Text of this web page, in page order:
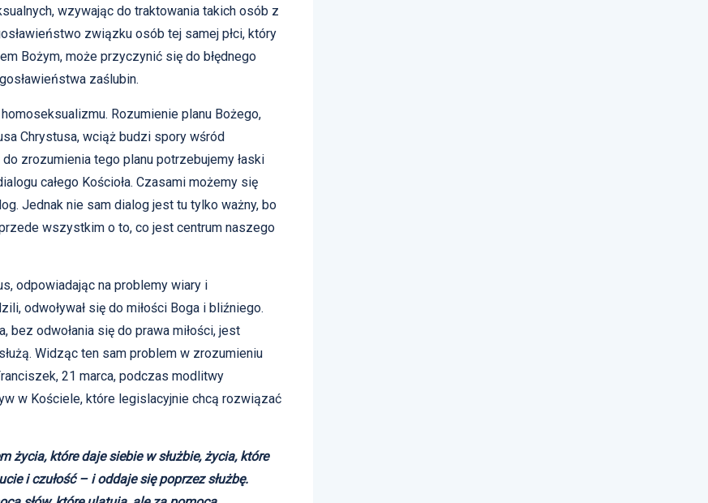
wzywając do traktowania takich osób z
związku osób tej samej płci, który
Bożym, może przyczynić się do błędnego
zaślubin.
Rozumienie planu Bożego,
Chrystusa, wciąż budzi spory wśród
zrozumienia tego planu potrzebujemy łaski
całego Kościoła. Czasami możemy się
Jednak nie sam dialog jest tu tylko ważny, bo
wszystkim o to, co jest centrum naszego
odpowiadając na problemy wiary i
odwoływał się do miłości Boga i bliźniego.
bez odwołania się do prawa miłości, jest
Widząc ten sam problem w zrozumieniu
21 marca, podczas modlitwy
w Kościele, które legislacyjnie chcą rozwiązać
życia, które daje siebie w służbie, życia, które
i czułość – i oddaje się poprzez służbę.